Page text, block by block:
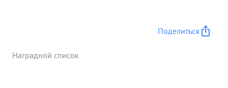
Поделиться
Наградной список